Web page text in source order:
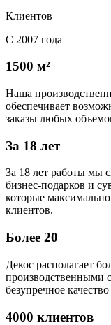
Клиентов
С 2007 года
1500 м²
Наша
обеспечивает
заказы любых
За 18 лет
За 18 лет работы мы
бизнес-подарков и
которые
клиентов.
Более 20
Декос располагает
производственными
безупречное
4000 клиентов